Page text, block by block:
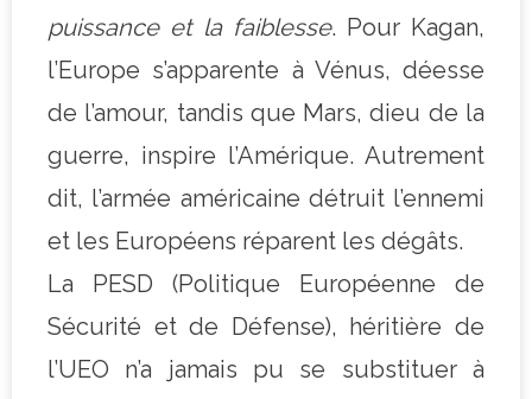
puissance et la faiblesse. Pour Kagan,
l’Europe s’apparente à Vénus, déesse
de l’amour, tandis que Mars, dieu de la
guerre, inspire l’Amérique. Autrement
dit, l’armée américaine détruit l’ennemi
et les Européens réparent les dégâts.
La PESD (Politique Européenne de
Sécurité et de Défense), héritière de
l’UEO n’a jamais pu se substituer à